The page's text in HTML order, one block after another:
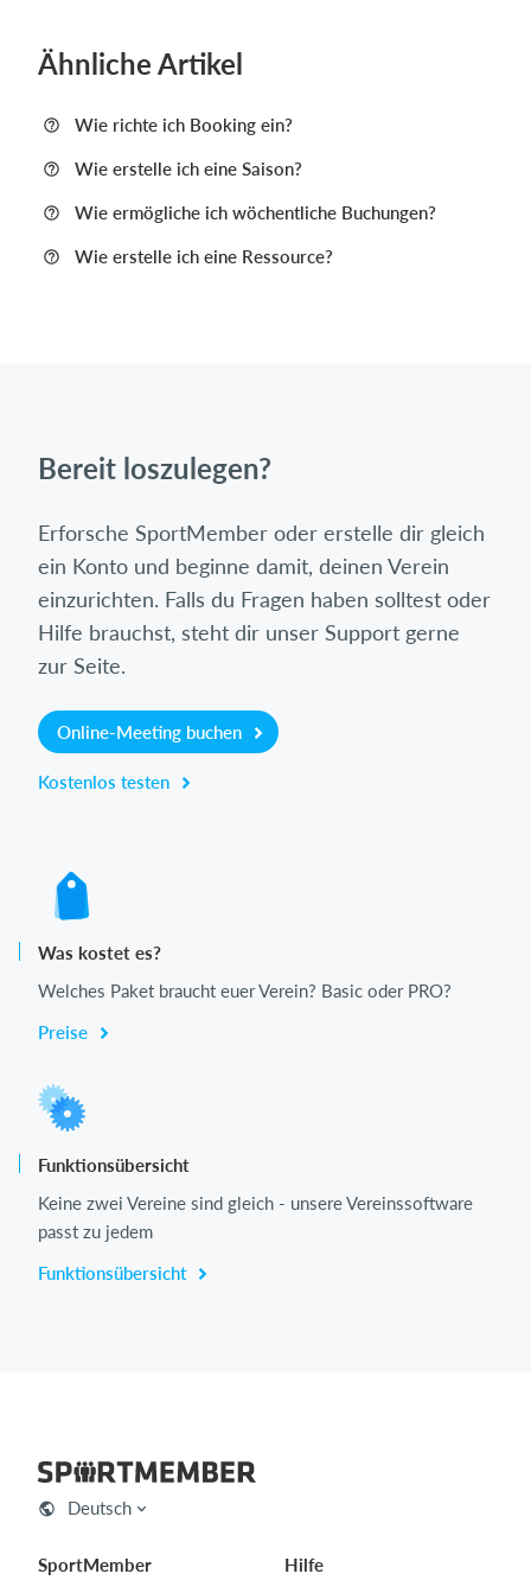
Ähnliche Artikel
Wie richte ich Booking ein?
Wie erstelle ich eine Saison?
Wie ermögliche ich wöchentliche Buchungen?
Wie erstelle ich eine Ressource?
Bereit loszulegen?
Erforsche SportMember oder erstelle dir gleich
ein Konto und beginne damit, deinen Verein
einzurichten. Falls du Fragen haben solltest oder
Hilfe brauchst, steht dir unser Support gerne
zur Seite.
Online-Meeting buchen
Kostenlos testen
Was kostet es?
Welches Paket braucht euer Verein? Basic oder PRO?
Preise
Funktionsübersicht
Keine zwei Vereine sind gleich - unsere Vereinssoftware
passt zu jedem
Funktionsübersicht
Deutsch
SportMember
Hilfe